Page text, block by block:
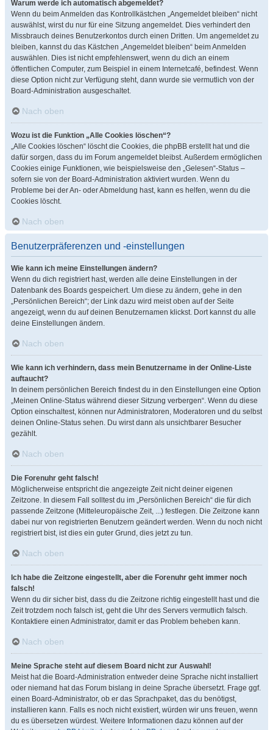
Warum werde ich automatisch abgemeldet?
Wenn du beim Anmelden das Kontrollkästchen „Angemeldet bleiben“ nicht
auswählst, wirst du nur für eine Sitzung angemeldet. Dies verhindert den
Missbrauch deines Benutzerkontos durch einen Dritten. Um angemeldet zu
bleiben, kannst du das Kästchen „Angemeldet bleiben“ beim Anmelden
auswählen. Dies ist nicht empfehlenswert, wenn du dich an einem
öffentlichen Computer, zum Beispiel in einem Internetcafé, befindest. Wenn
diese Option nicht zur Verfügung steht, dann wurde sie vermutlich von der
Board-Administration ausgeschaltet.
Nach oben
Wozu ist die Funktion „Alle Cookies löschen“?
„Alle Cookies löschen“ löscht die Cookies, die phpBB erstellt hat und die
dafür sorgen, dass du im Forum angemeldet bleibst. Außerdem ermöglichen
Cookies einige Funktionen, wie beispielsweise den „Gelesen“-Status –
sofern sie von der Board-Administration aktiviert wurden. Wenn du
Probleme bei der An- oder Abmeldung hast, kann es helfen, wenn du die
Cookies löscht.
Nach oben
Benutzerpräferenzen und -einstellungen
Wie kann ich meine Einstellungen ändern?
Wenn du dich registriert hast, werden alle deine Einstellungen in der
Datenbank des Boards gespeichert. Um diese zu ändern, gehe in den
„Persönlichen Bereich“; der Link dazu wird meist oben auf der Seite
angezeigt, wenn du auf deinen Benutzernamen klickst. Dort kannst du alle
deine Einstellungen ändern.
Nach oben
Wie kann ich verhindern, dass mein Benutzername in der Online-Liste
auftaucht?
In deinem persönlichen Bereich findest du in den Einstellungen eine Option
„Meinen Online-Status während dieser Sitzung verbergen“. Wenn du diese
Option einschaltest, können nur Administratoren, Moderatoren und du selbst
deinen Online-Status sehen. Du wirst dann als unsichtbarer Besucher
gezählt.
Nach oben
Die Forenuhr geht falsch!
Möglicherweise entspricht die angezeigte Zeit nicht deiner eigenen
Zeitzone. In diesem Fall solltest du im „Persönlichen Bereich“ die für dich
passende Zeitzone (Mitteleuropäische Zeit, ...) festlegen. Die Zeitzone kann
dabei nur von registrierten Benutzern geändert werden. Wenn du noch nicht
registriert bist, ist dies ein guter Grund, dies jetzt zu tun.
Nach oben
Ich habe die Zeitzone eingestellt, aber die Forenuhr geht immer noch
falsch!
Wenn du dir sicher bist, dass du die Zeitzone richtig eingestellt hast und die
Zeit trotzdem noch falsch ist, geht die Uhr des Servers vermutlich falsch.
Kontaktiere einen Administrator, damit er das Problem beheben kann.
Nach oben
Meine Sprache steht auf diesem Board nicht zur Auswahl!
Meist hat die Board-Administration entweder deine Sprache nicht installiert
oder niemand hat das Forum bislang in deine Sprache übersetzt. Frage ggf.
einen Board-Administrator, ob er das Sprachpaket, das du benötigst,
installieren kann. Falls es noch nicht existiert, würden wir uns freuen, wenn
du es übersetzen würdest. Weitere Informationen dazu können auf der